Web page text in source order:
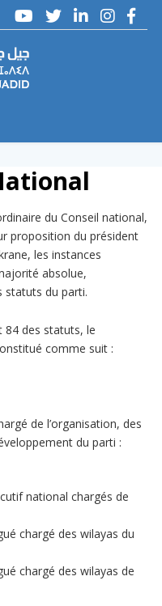
du Conseil national,
proposition du président
les instances
absolue,
statuts du parti.
des statuts, le
comme suit :
de l’organisation, des
du parti :
national chargés de
chargé des wilayas du
chargé des wilayas de